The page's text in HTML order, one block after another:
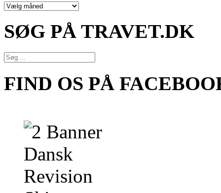
NYHEDSARKIV
SØG PÅ TRAVET.DK
FIND OS PÅ